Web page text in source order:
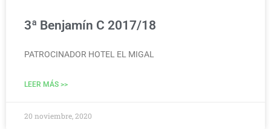
3ª Benjamín C 2017/18
PATROCINADOR HOTEL EL MIGAL
LEER MÁS >>
20 noviembre, 2020